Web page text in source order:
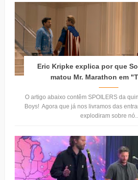
Eric Kripke explica por que
matou Mr. Marathon em
O artigo abaixo contêm SPOILERS da
Boys! Agora que já nos livramos das
explodiram sobre